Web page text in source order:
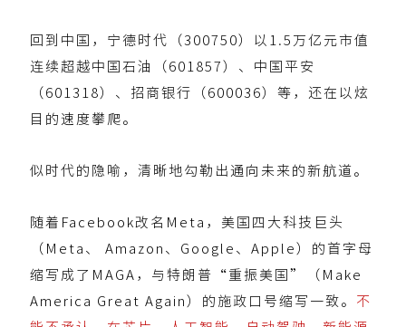
回到中国，宁德时代（300750）以1.5万亿元市值
连续超越中国石油（601857）、中国平安
（601318）、招商银行（600036）等，还在以炫
目的速度攀爬。
似时代的隐喻，清晰地勾勒出通向未来的新航道。
随着Facebook改名Meta，美国四大科技巨头
（Meta、 Amazon、Google、Apple）的首字母
缩写成了MAGA，与特朗普“重振美国”（Make
America Great Again）的施政口号缩写一致。 不